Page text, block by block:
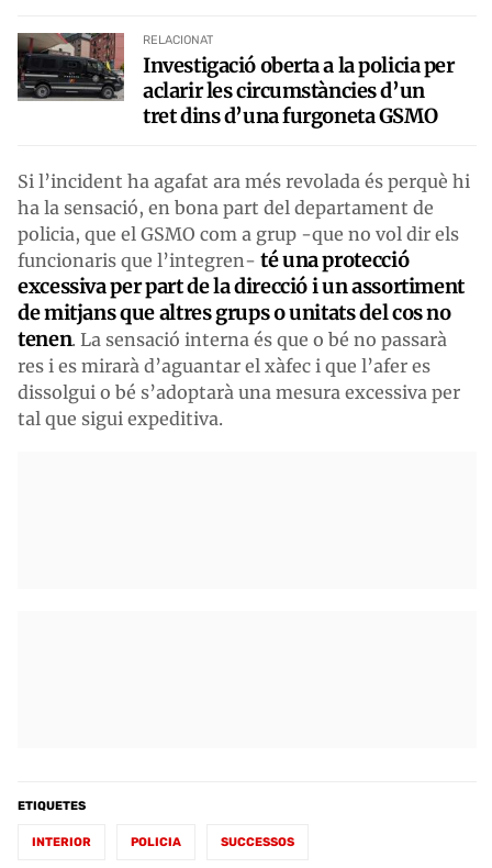
RELACIONAT
Investigació oberta a la policia per
aclarir les circumstàncies d’un
tret dins d’una furgoneta GSMO
Si l’incident ha agafat ara més revolada és perquè hi
ha la sensació, en bona part del departament de
policia, que el GSMO com a grup -que no vol dir els
funcionaris que l’integren- té una protecció
excessiva per part de la direcció i un assortiment
de mitjans que altres grups o unitats del cos no
tenen. La sensació interna és que o bé no passarà
res i es mirarà d’aguantar el xàfec i que l’afer es
dissolgui o bé s’adoptarà una mesura excessiva per
tal que sigui expeditiva.
ETIQUETES
INTERIOR POLICIA SUCCESSOS